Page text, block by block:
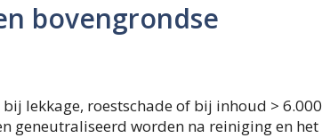
bovengrondse
lekkage, roestschade of bij inhoud > 6.000
geneutraliseerd worden na reiniging en het